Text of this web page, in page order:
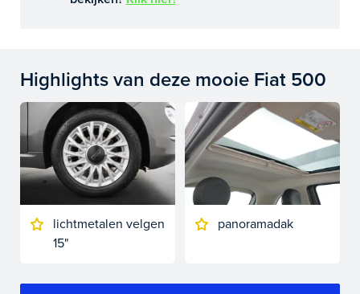
Highlights van deze mooie Fiat 500
lichtmetalen velgen
15"
panoramadak